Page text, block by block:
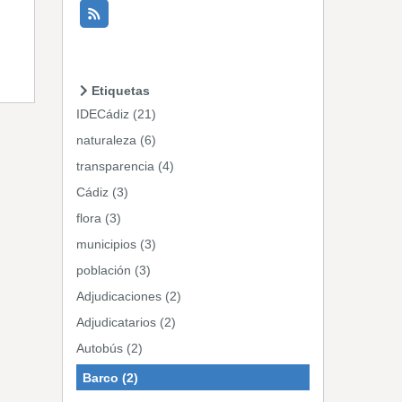
Etiquetas
IDECádiz (21)
naturaleza (6)
transparencia (4)
Cádiz (3)
flora (3)
municipios (3)
población (3)
Adjudicaciones (2)
Adjudicatarios (2)
Autobús (2)
Barco (2)